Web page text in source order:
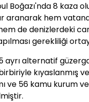
Boğazı'nda 8 kaza
aranarak hem
de denizlerdeki
gerekliliği
ayrı alternatif
kıyaslanmış
ve 56 kamu kurum